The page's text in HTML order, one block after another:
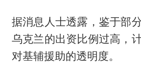
据消息人士透露，鉴于部
乌克兰的出资比例过高，
对基辅援助的透明度。